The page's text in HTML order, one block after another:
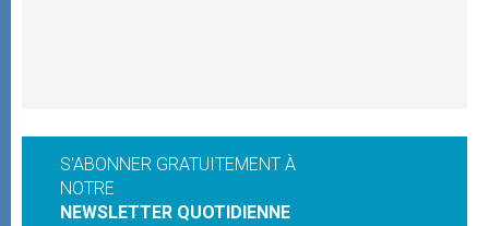
S'ABONNER GRATUITEMENT À
NOTRE
NEWSLETTER QUOTIDIENNE